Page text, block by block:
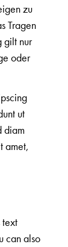
zu
Tragen
gilt nur
oder
ut
diam
amet,
text
can also